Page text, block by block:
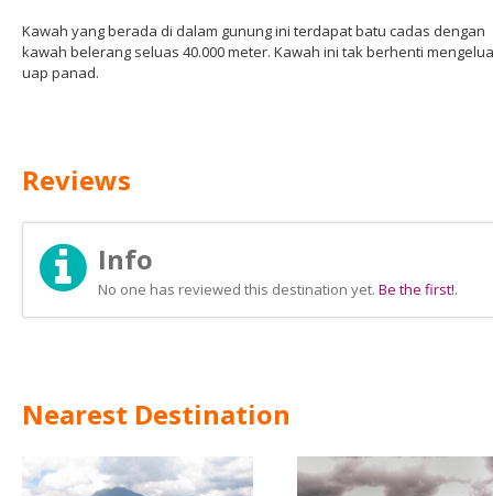
Kawah yang berada di dalam gunung ini terdapat batu cadas dengan
kawah belerang seluas 40.000 meter. Kawah ini tak berhenti
uap panad.
Reviews
Info
No one has reviewed this destination yet. Be the first!.
Nearest Destination